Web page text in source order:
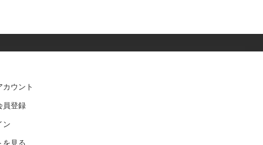
カウント
員登録
ン
を見る